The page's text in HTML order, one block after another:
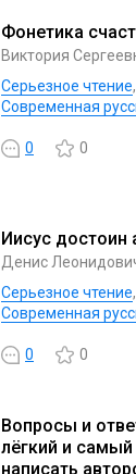
Фонетика
Виктория
Серьезное чтение,
Современная
0 0
Иисус достоин
Денис
Серьезное чтение,
Современная
0 0
Вопросы и
лёгкий и
написать